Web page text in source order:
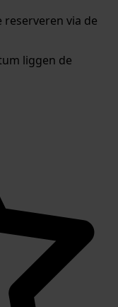
reserveren via de
liggen de